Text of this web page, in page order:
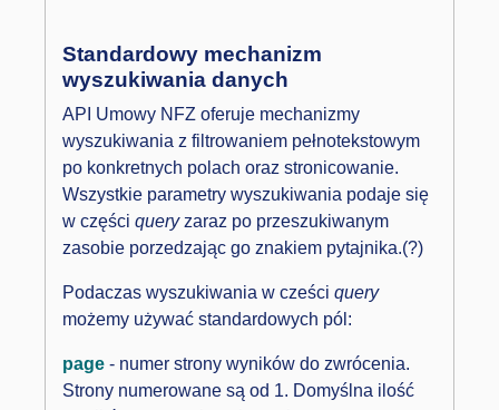
Standardowy mechanizm
wyszukiwania danych
API Umowy NFZ oferuje mechanizmy
wyszukiwania z filtrowaniem pełnotekstowym
po konkretnych polach oraz stronicowanie.
Wszystkie parametry wyszukiwania podaje się
w części queryzaraz po przeszukiwanym
zasobie porzedzając go znakiem pytajnika.(?)
Podaczas wyszukiwania w cześci query
możemy używać standardowych pól:
page - numer strony wyników do zwrócenia.
Strony numerowane są od 1. Domyślna ilość